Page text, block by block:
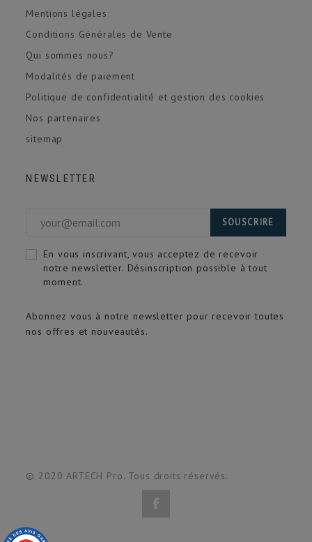
Mentions légales
Conditions Générales de Vente
Qui sommes nous?
Modalités de paiement
Politique de confidentialité et gestion des cookies
Nos partenaires
sitemap
NEWSLETTER
Abonnez vous à notre newsletter pour recevoir toutes
nos offres et nouveautés.
SOUSCRIRE
En vous inscrivant, vous acceptez de recevoir
notre newsletter. Désinscription possible à tout
moment.
© 2020 ARTECH Pro. Tous droits réservés.